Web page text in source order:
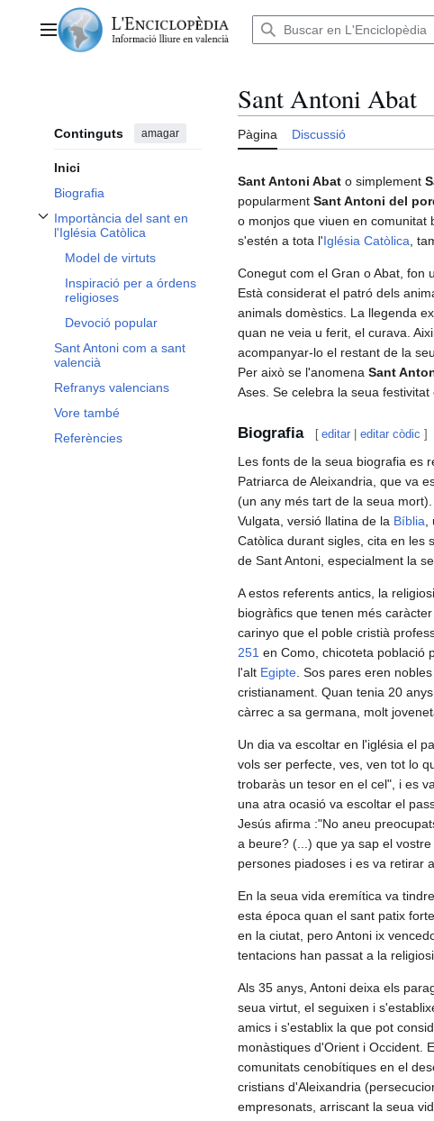
contingutMenú principal
Continguts amagar
Inici
Biografia
Importància del sant en
l'Iglésia Catòlica
Alternar subsecció Importància del sant en l'Iglésia Catòlica
Model de virtuts
Inspiració per a órdens
religioses
Devoció popular
Sant Antoni com a sant
valencià
Refranys valencians
Vore també
Referències
Sant Antoni Abat
Pàgina Discussió
Sant Antoni Abat o simplement
popularment Sant Antoni del
o monjos que viuen en comunitat
s'estén a tota l'Iglésia Catòlica ,
Conegut com el Gran o Abat, fon
Està considerat el patró dels
animals domèstics. La llegenda
quan ne veia u ferit, el curava.
acompanyar-lo el restant de la
Per això se l'anomena Sant
Ases. Se celebra la seua festivitat
Biografia [ editar |editar còdic ]
Les fonts de la seua biografia es
Patriarca de Aleixandria, que va
(un any més tart de la seua
Vulgata, versió llatina de la Bíblia,
Catòlica durant sigles, cita en les
de Sant Antoni, especialment la
A estos referents antics, la
biogràfics que tenen més
carinyo que el poble cristià
251 en Como, chicoteta població
l'alt Egipte. Sos pares eren
cristianament. Quan tenia 20
càrrec a sa germana, molt
Un dia va escoltar en l'iglésia el
vols ser perfecte, ves, ven tot lo
trobaràs un tesor en el cel", i es
una atra ocasió va escoltar el
Jesús afirma :"No aneu
a beure? (...) que ya sap el
persones piadoses i es va retirar
En la seua vida eremítica va
esta época quan el sant patix
en la ciutat, pero Antoni ix
tentacions han passat a la
Als 35 anys, Antoni deixa els
seua virtut, el seguixen i
amics i s'establix la que pot
monàstiques d'Orient i Occident.
comunitats cenobítiques en el
cristians d'Aleixandria
empresonats, arriscant la seua